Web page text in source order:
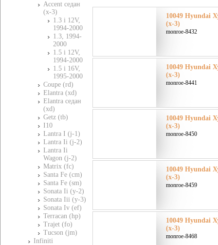
Accent седан
(x-3)
1.3 i 12V,
1994-2000
1.3, 1994-
2000
1.5 i 12V,
1994-2000
1.5 i 16V,
1995-2000
Coupe (rd)
Elantra (xd)
Elantra седан
(xd)
Getz (tb)
I10
Lantra I (j-1)
Lantra Ii (j-2)
Lantra Ii
Wagon (j-2)
Matrix (fc)
Santa Fe (cm)
Santa Fe (sm)
Sonata Ii (y-2)
Sonata Iii (y-3)
Sonata Iv (ef)
Terracan (hp)
Trajet (fo)
Tucson (jm)
Infiniti
10049 Hyundai
(x-3)
monroe-8432
10049 Hyundai
(x-3)
monroe-8441
10049 Hyundai
(x-3)
monroe-8450
10049 Hyundai
(x-3)
monroe-8459
10049 Hyundai
(x-3)
monroe-8468